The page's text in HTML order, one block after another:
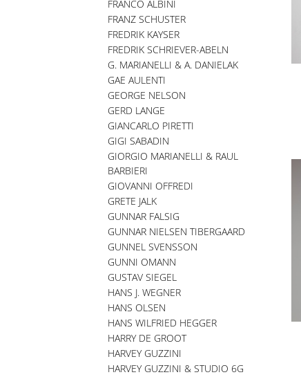
FRANCO ALBINI
FRANZ SCHUSTER
FREDRIK KAYSER
FREDRIK SCHRIEVER-ABELN
G. MARIANELLI & A. DANIELAK
GAE AULENTI
GEORGE NELSON
GERD LANGE
GIANCARLO PIRETTI
GIGI SABADIN
GIORGIO MARIANELLI & RAUL
BARBIERI
GIOVANNI OFFREDI
GRETE JALK
GUNNAR FALSIG
GUNNAR NIELSEN TIBERGAARD
GUNNEL SVENSSON
GUNNI OMANN
GUSTAV SIEGEL
HANS J. WEGNER
HANS OLSEN
HANS WILFRIED HEGGER
HARRY DE GROOT
HARVEY GUZZINI
HARVEY GUZZINI & STUDIO 6G